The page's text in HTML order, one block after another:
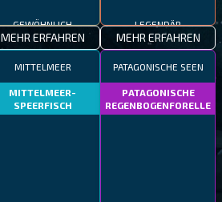
MEHR ERFAHREN MEHR ERFAHREN
MITTELMEER
MITTELMEER-
SPEERFISCH
PATAGONISCHE SEEN
PATAGONISCHE
REGENBOGENFORELLE